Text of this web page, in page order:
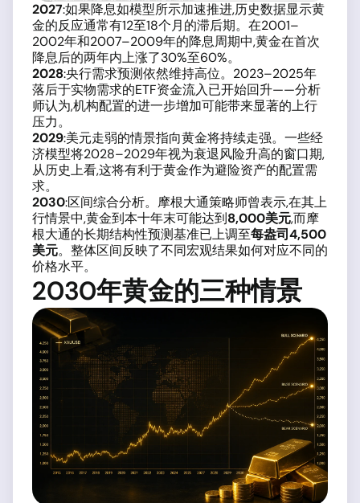
2027:如果降息如模型所示加速推进,历史数据显示黄
金的反应通常有12至18个月的滞后期。在2001–
2002年和2007–2009年的降息周期中,黄金在首次
降息后的两年内上涨了30%至60%。
2028:央行需求预测依然维持高位。2023–2025年
落后于实物需求的ETF资金流入已开始回升——分析
师认为,机构配置的进一步增加可能带来显著的上行
压力。
2029:美元走弱的情景指向黄金将持续走强。一些经
济模型将2028–2029年视为衰退风险升高的窗口期,
从历史上看,这将有利于黄金作为避险资产的配置需
求。
2030:区间综合分析。摩根大通策略师曾表示,在其上
行情景中,黄金到本十年末可能达到8,000美元,而摩
根大通的长期结构性预测基准已上调至每盎司4,500
美元。整体区间反映了不同宏观结果如何对应不同的
价格水平。
2030年黄金的三种情景